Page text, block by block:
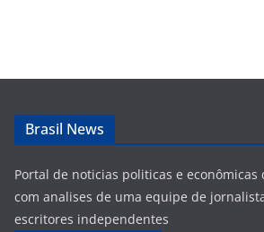
Brasil News
Portal de noticias politicas e econômicas
com analises de uma equipe de
escritores independentes